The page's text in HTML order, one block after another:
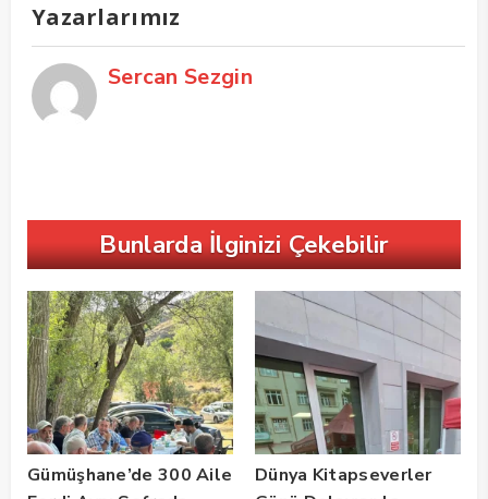
Yazarlarımız
Sercan Sezgin
Bunlarda İlginizi Çekebilir
Gümüşhane’de 300 Aile
Dünya Kitapseverler